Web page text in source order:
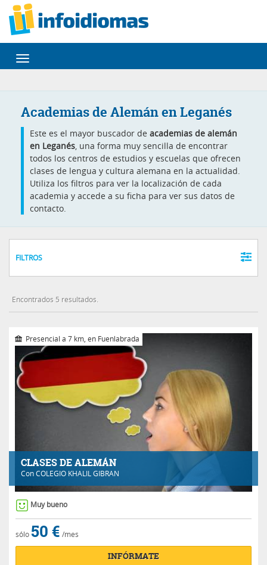
Desplegar
navegación
Academias de Alemán en Leganés
Este es el mayor buscador de academias de alemán
en Leganés, una forma muy sencilla de encontrar
todos los centros de estudios y escuelas que ofrecen
clases de lengua y cultura alemana en la actualidad.
Utiliza los filtros para ver la localización de cada
academia y accede a su ficha para ver sus datos de
contacto.
FILTROS
Encontrados 5 resultados.
CLASES DE ALEMÁN
ConCOLEGIO KHALIL GIBRAN
Presencial a 7 km, en Fuenlabrada
Muy bueno
sólo 50 € /mes
INFÓRMATE